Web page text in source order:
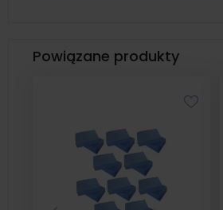
Powiązane produkty